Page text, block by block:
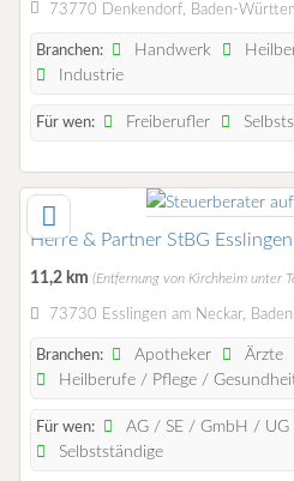
73770 Denkendorf, Baden-
Branchen: Handwerk
Industrie
Für wen: Freiberufler
Herre & Partner StBG
11,2 km (Entfernung von Kirchheim unter
73730 Esslingen am Neckar,
Branchen: Apotheker
Ärzte
Heilberufe / Pflege /
Für wen: AG / SE / GmbH / UG
Selbstständige